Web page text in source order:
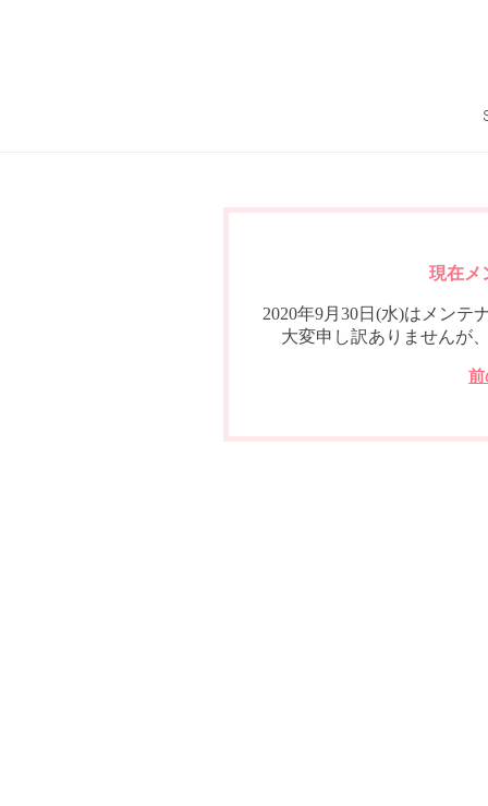
現在メ
2020年9月30日(水)はメンテ
大変申し訳ありませんが
前